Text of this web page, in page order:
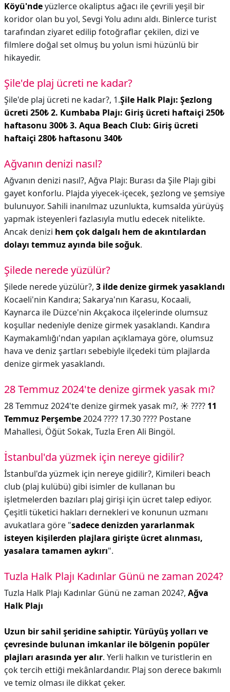
Köyü'ndeyüzlerce okaliptus ağacı ile çevrili yeşil bir
koridor olan bu yol, Sevgi Yolu adını aldı. Binlerce turist
tarafından ziyaret edilip fotoğraflar çekilen, dizi ve
filmlere doğal set olmuş bu yolun ismi hüzünlü bir
hikayedir.
Şile'de plaj ücreti ne kadar?
Şile'de plaj ücreti ne kadar?, 1.Şile Halk Plajı: Şezlong
ücreti 250₺2. Kumbaba Plajı: Giriş ücreti haftaiçi 250₺
haftasonu 300₺3. Aqua Beach Club: Giriş ücreti
haftaiçi 280₺ haftasonu 340₺
Ağvanın denizi nasıl?
Ağvanın denizi nasıl?, Ağva Plajı: Burası da Şile Plajı gibi
gayet konforlu. Plajda yiyecek-içecek, şezlong ve şemsiye
bulunuyor. Sahili inanılmaz uzunlukta, kumsalda yürüyüş
yapmak isteyenleri fazlasıyla mutlu edecek nitelikte.
Ancak denizi hem çok dalgalı hem de akıntılardan
dolayı temmuz ayında bile soğuk.
Şilede nerede yüzülür?
Şilede nerede yüzülür?, 3 ilde denize girmek yasaklandı
Kocaeli'nin Kandıra; Sakarya'nın Karasu, Kocaali,
Kaynarca ile Düzce'nin Akçakoca ilçelerinde olumsuz
koşullar nedeniyle denize girmek yasaklandı. Kandıra
Kaymakamlığı'ndan yapılan açıklamaya göre, olumsuz
hava ve deniz şartları sebebiyle ilçedeki tüm plajlarda
denize girmek yasaklandı.
28 Temmuz 2024'te denize girmek yasak mı?
28 Temmuz 2024'te denize girmek yasak mı?, ☀️ ????️ 11
Temmuz Perşembe2024 ???? 17.30 ???? Postane
Mahallesi, Öğüt Sokak, Tuzla Eren Ali Bingöl.
İstanbul'da yüzmek için nereye gidilir?
İstanbul'da yüzmek için nereye gidilir?, Kimileri beach
club (plaj kulübü) gibi isimler de kullanan bu
işletmelerden bazıları plaj girişi için ücret talep ediyor.
Çeşitli tüketici hakları dernekleri ve konunun uzmanı
avukatlara göre "sadece denizden yararlanmak
isteyen kişilerden plajlara girişte ücret alınması,
yasalara tamamen aykırı".
Tuzla Halk Plajı Kadınlar Günü ne zaman 2024?
Tuzla Halk Plajı Kadınlar Günü ne zaman 2024?, Ağva
Halk Plajı
Uzun bir sahil şeridine sahiptir. Yürüyüş yolları ve
çevresinde bulunan imkanlar ile bölgenin popüler
plajları arasında yer alır. Yerli halkın ve turistlerin en
çok tercih ettiği mekânlardandır. Plaj son derece bakımlı
ve temiz olması ile dikkat çeker.